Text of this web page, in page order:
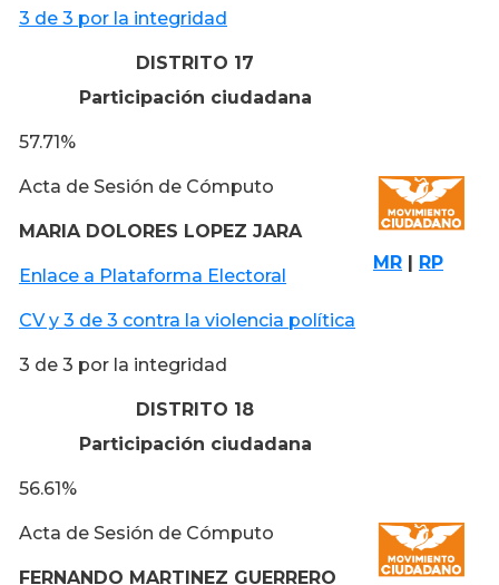
3 de 3 por la integridad
DISTRITO 17
Participación ciudadana
57.71%
Acta de Sesión de Cómputo
MARIA DOLORES LOPEZ JARA
Enlace a Plataforma Electoral
CV y 3 de 3 contra la violencia política
3 de 3 por la integridad
MR | RP
DISTRITO 18
Participación ciudadana
56.61%
Acta de Sesión de Cómputo
FERNANDO MARTINEZ GUERRERO